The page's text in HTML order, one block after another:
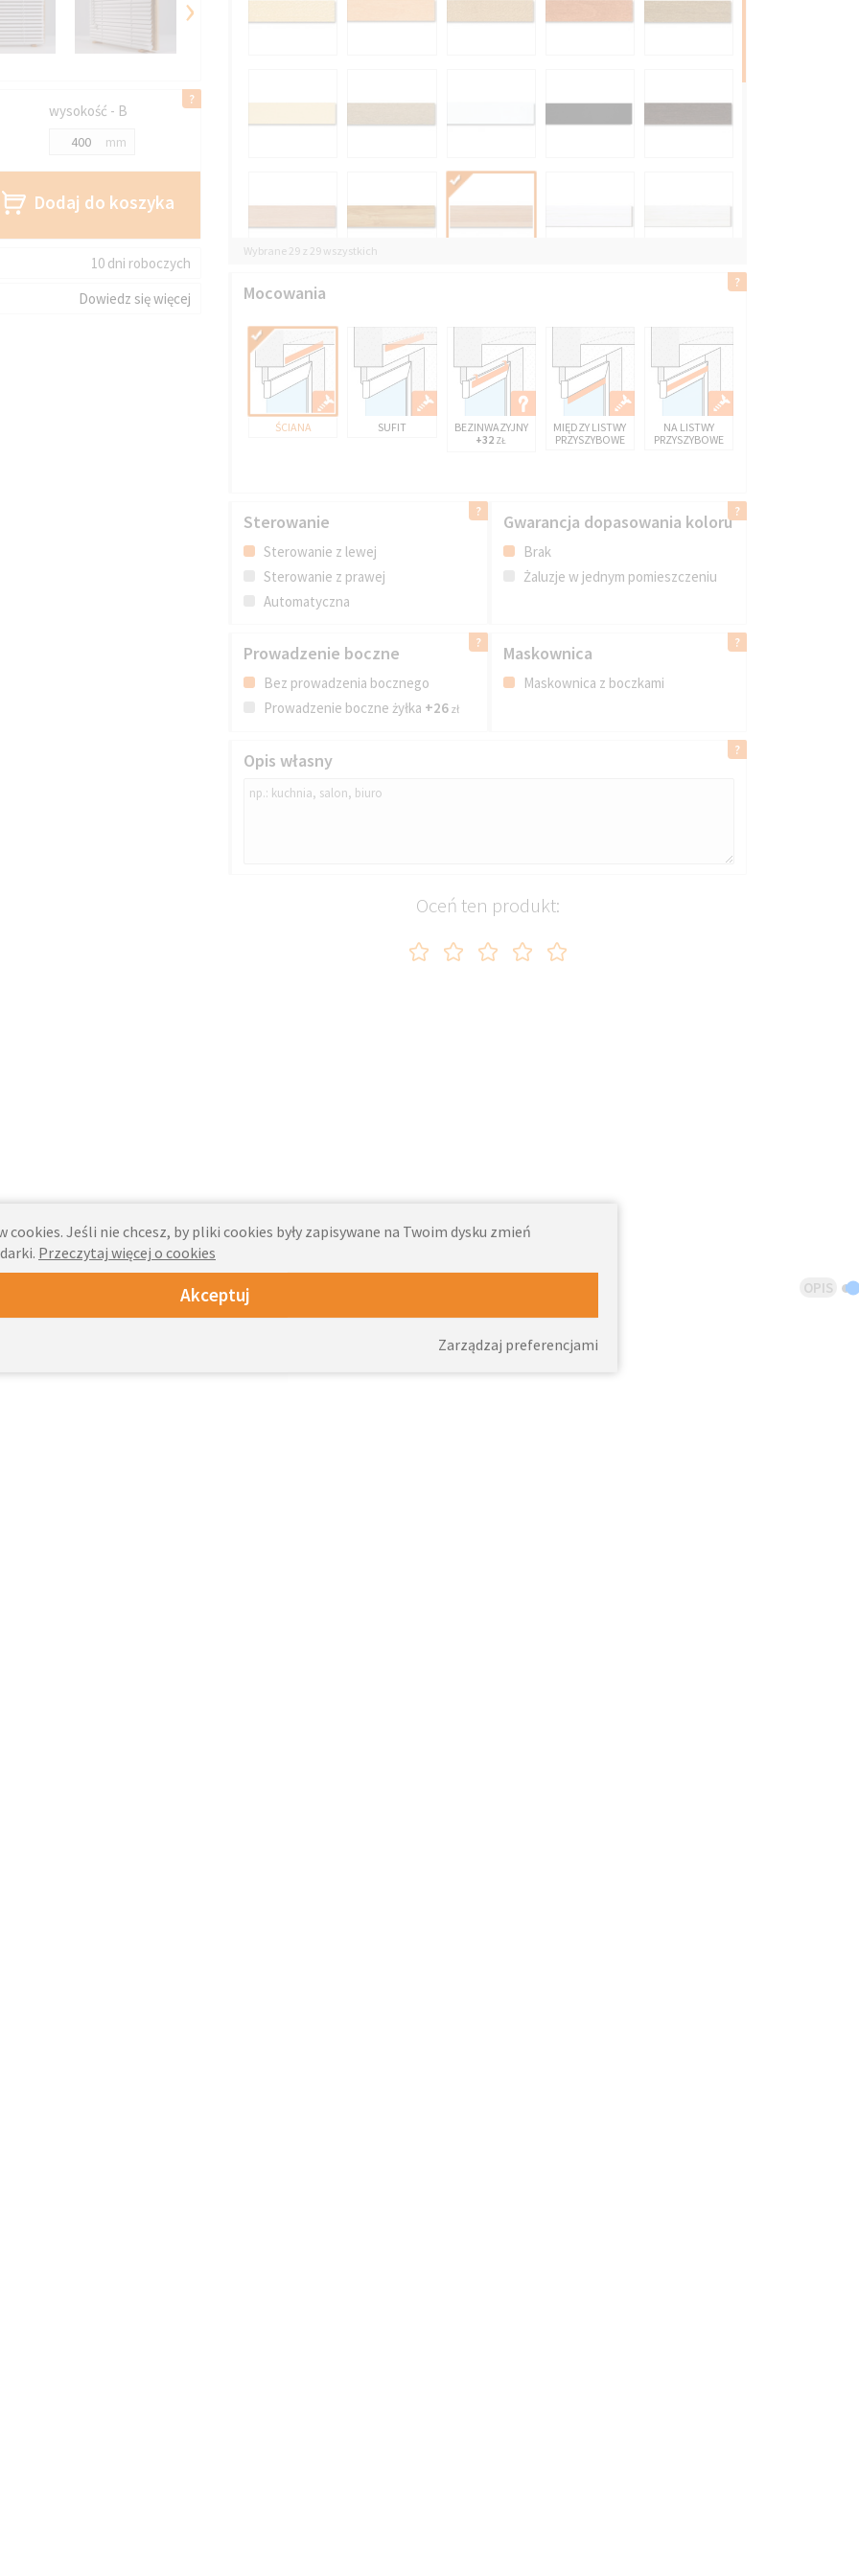
OPIS
wysokość - B
mm
Dodaj do koszyka
10 dni roboczych
Dowiedz się więcej
Wybrane 29 z 29 wszystkich
Mocowania
ŚCIANA SUFIT
BEZINWAZYJNY
+32 ZŁ
MIĘDZY LISTWY
PRZYSZYBOWE
NA LISTWY
PRZYSZYBOWE
Sterowanie
Sterowanie z lewej
Sterowanie z prawej
Automatyczna
Gwarancja dopasowania koloru
Brak
Żaluzje w jednym pomieszczeniu
Prowadzenie boczne
Bez prowadzenia bocznego
Prowadzenie boczne żyłka +26 zł
Maskownica
Maskownica z boczkami
Opis własny
Oceń ten produkt:
cookies. Jeśli nie chcesz, by pliki cookies były zapisywane na Twoim dysku zmień
Przeczytaj więcej o cookies
Akceptuj
Zarządzaj preferencjami